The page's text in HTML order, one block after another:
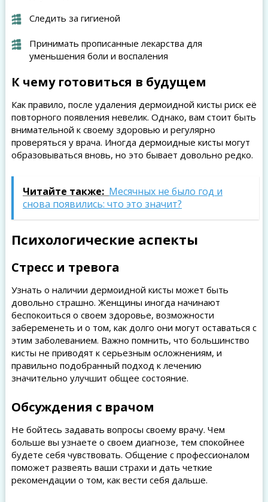
Следить за гигиеной
Принимать прописанные лекарства для
уменьшения боли и воспаления
К чему готовиться в будущем
Как правило, после удаления дермоидной кисты риск её
повторного появления невелик. Однако, вам стоит быть
внимательной к своему здоровью и регулярно
проверяться у врача. Иногда дермоидные кисты могут
образовываться вновь, но это бывает довольно редко.
Читайте также: Месячных не было год и
снова появились: что это значит?
Психологические аспекты
Стресс и тревога
Узнать о наличии дермоидной кисты может быть
довольно страшно. Женщины иногда начинают
беспокоиться о своем здоровье, возможности
забеременеть и о том, как долго они могут оставаться с
этим заболеванием. Важно помнить, что большинство
кисты не приводят к серьезным осложнениям, и
правильно подобранный подход к лечению
значительно улучшит общее состояние.
Обсуждения с врачом
Не бойтесь задавать вопросы своему врачу. Чем
больше вы узнаете о своем диагнозе, тем спокойнее
будете себя чувствовать. Общение с профессионалом
поможет развеять ваши страхи и дать четкие
рекомендации о том, как вести себя дальше.